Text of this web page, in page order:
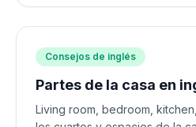
Consejos de inglés
Partes de la casa en
Living room, bedroom,